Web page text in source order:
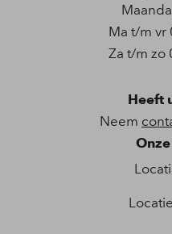
Ma t/m vr
Za t/m zo
Heeft
Neem